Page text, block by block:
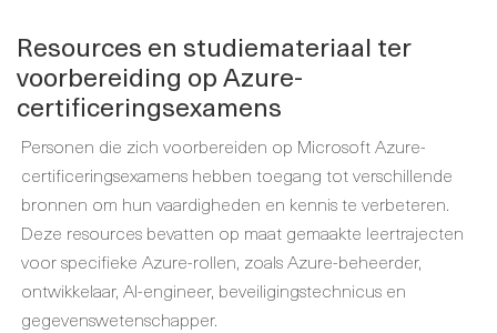
Resources en studiemateriaal ter
voorbereiding op Azure-
certificeringsexamens
Personen die zich voorbereiden op Microsoft Azure-
certificeringsexamens hebben toegang tot verschillende
bronnen om hun vaardigheden en kennis te verbeteren.
Deze resources bevatten op maat gemaakte leertrajecten
voor specifieke Azure-rollen, zoals Azure-beheerder,
ontwikkelaar, AI-engineer, beveiligingstechnicus en
gegevenswetenschapper.